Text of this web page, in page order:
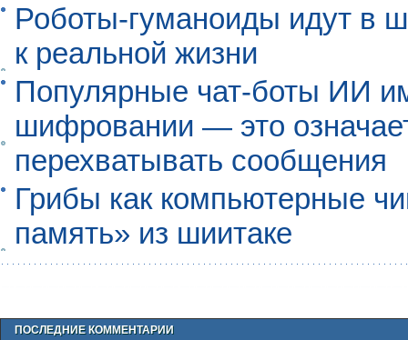
Роботы-гуманоиды идут в
к реальной жизни
Популярные чат-боты ИИ
шифровании — это
перехватывать сообщения
Грибы как компьютерные
память» из шиитаке
ПОСЛЕДНИЕ КОММЕНТАРИИ